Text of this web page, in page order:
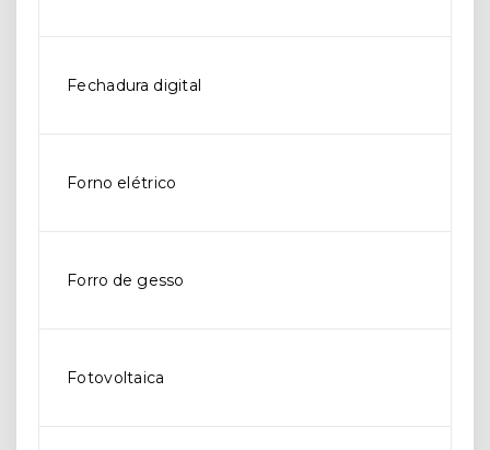
Fechadura digital
Forno elétrico
Forro de gesso
Fotovoltaica